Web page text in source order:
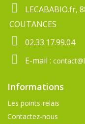
LECABABIO.fr,
COUTANCES
02.33.17.99.04
E-mail :
Informations
Les points-relais
Contactez-nous